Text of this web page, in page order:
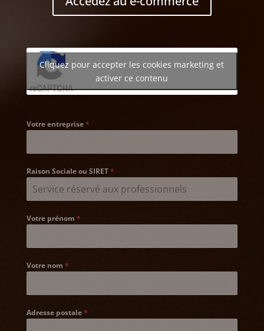
Cliquez pour accepter les cookies marketing et
activer ce contenu
Votre entreprise*
Raison Sociale ou SIRET*
Votre prénom *
Votre nom *
Adresse postale*